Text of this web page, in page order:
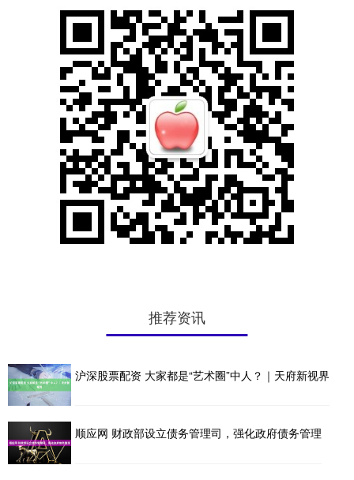
推荐资讯
沪深股票配资 大家都是“艺术圈”中人？｜天府新视界
顺应网 财政部设立债务管理司，强化政府债务管理